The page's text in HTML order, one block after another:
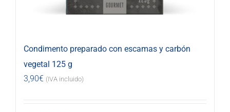
Condimento preparado con escamas y carbón
vegetal 125 g
3,90€ (IVA incluido)